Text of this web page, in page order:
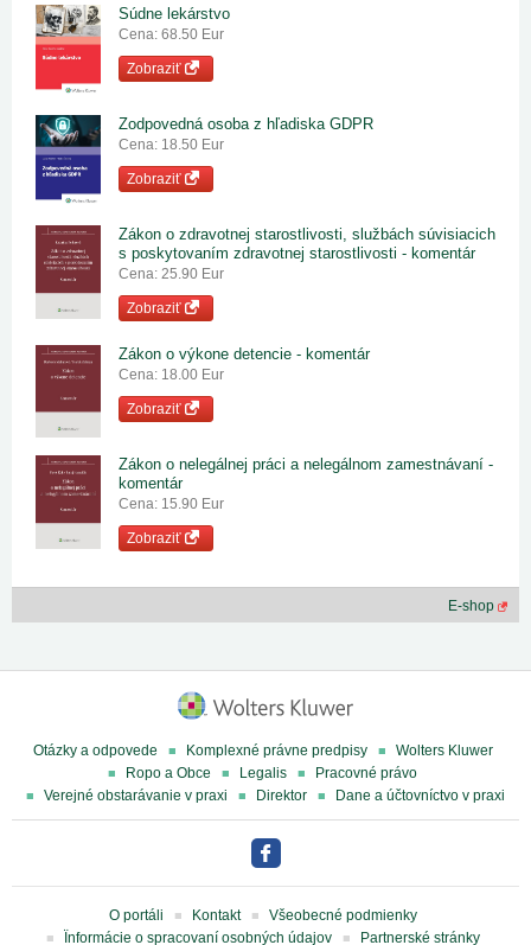
Súdne lekárstvo
Cena: 68.50 Eur
Zobraziť
Zodpovedná osoba z hľadiska GDPR
Cena: 18.50 Eur
Zobraziť
Zákon o zdravotnej starostlivosti, službách súvisiacich
s poskytovaním zdravotnej starostlivosti - komentár
Cena: 25.90 Eur
Zobraziť
Zákon o výkone detencie - komentár
Cena: 18.00 Eur
Zobraziť
Zákon o nelegálnej práci a nelegálnom zamestnávaní -
komentár
Cena: 15.90 Eur
Zobraziť
E-shop
Otázky a odpovede Komplexné právne predpisy
Wolters Kluwer
Ropo a Obce
Legalis
Pracovné právo
Verejné obstarávanie v praxi
Direktor Dane a účtovníctvo v praxi
O portáli Kontakt
Všeobecné podmienky
Ïnformácie o spracovaní osobných údajov
Partnerské stránky